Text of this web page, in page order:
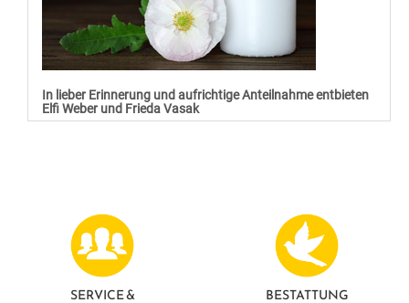
In lieber Erinnerung und aufrichtige Anteilnahme entbieten
Elfi Weber und Frieda Vasak
SERVICE &
BESTATTUNG